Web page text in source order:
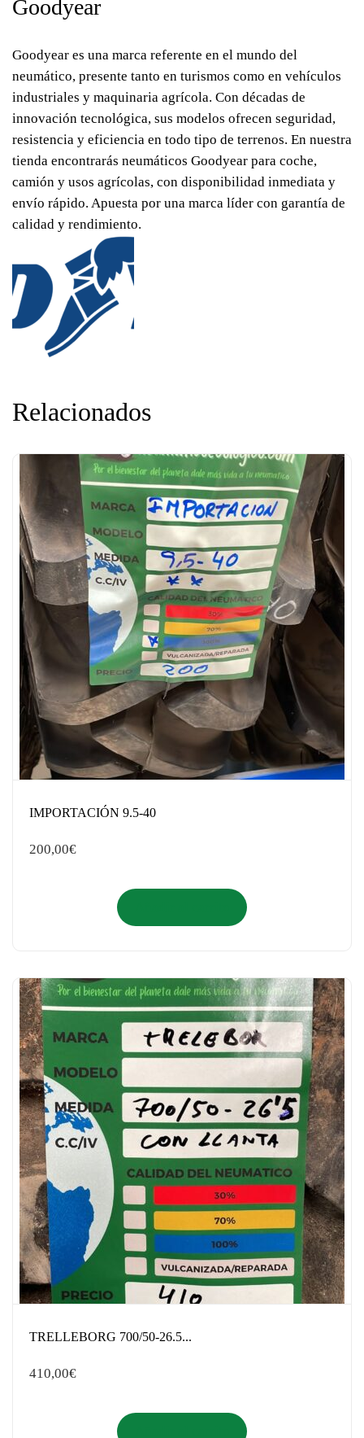
Goodyear
Goodyear es una marca referente en el mundo del
neumático, presente tanto en turismos como en vehículos
industriales y maquinaria agrícola. Con décadas de
innovación tecnológica, sus modelos ofrecen seguridad,
resistencia y eficiencia en todo tipo de terrenos. En nuestra
tienda encontrarás neumáticos Goodyear para coche,
camión y usos agrícolas, con disponibilidad inmediata y
envío rápido. Apuesta por una marca líder con garantía de
calidad y rendimiento.
Relacionados
IMPORTACIÓN 9.5-40
200,00€
TRELLEBORG 700/50-26.5...
410,00€